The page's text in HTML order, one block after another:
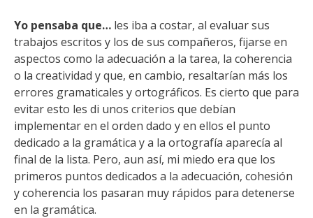
Yo pensaba que… les iba a costar, al evaluar sus
trabajos escritos y los de sus compañeros, fijarse en
aspectos como la adecuación a la tarea, la coherencia
o la creatividad y que, en cambio, resaltarían más los
errores gramaticales y ortográficos. Es cierto que para
evitar esto les di unos criterios que debían
implementar en el orden dado y en ellos el punto
dedicado a la gramática y a la ortografía aparecía al
final de la lista. Pero, aun así, mi miedo era que los
primeros puntos dedicados a la adecuación, cohesión
y coherencia los pasaran muy rápidos para detenerse
en la gramática.